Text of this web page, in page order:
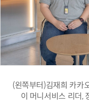
(왼쪽부터)김재희 카카
이 머니서비스 리더,